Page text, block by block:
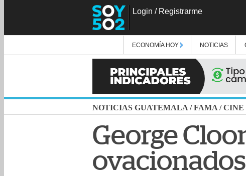
Login / Registrarme
ECONOMÍA HOY NOTICIAS
NOTICIAS GUATEMALA /FAMA /CINE
George